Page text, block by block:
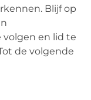
Blijf op
en lid te
de volgende